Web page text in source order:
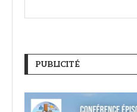
PUBLICITÉ